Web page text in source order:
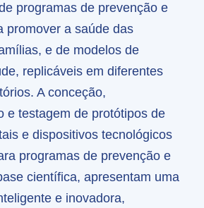
programas de prevenção e
promover a saúde das
e de modelos de
replicáveis em diferentes
A conceção,
e testagem de protótipos de
e dispositivos tecnológicos
programas de prevenção e
científica, apresentam uma
e inovadora,